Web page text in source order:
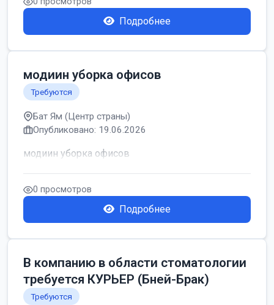
Подробнее
модиин уборка офисов
Требуются
Бат Ям (Центр страны)
Опубликовано: 19.06.2026
модиин уборка офисов
0 просмотров
Подробнее
В компанию в области стоматологии
требуется КУРЬЕР (Бней-Брак)
Требуются